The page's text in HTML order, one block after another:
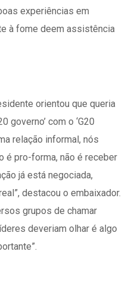
experiências em
à fome deem assistência
orientou que queria
governo’ com o ‘G20
relação informal, nós
é pro-forma, não é receber
já está negociada,
destacou o embaixador.
grupos de chamar
deveriam olhar é algo